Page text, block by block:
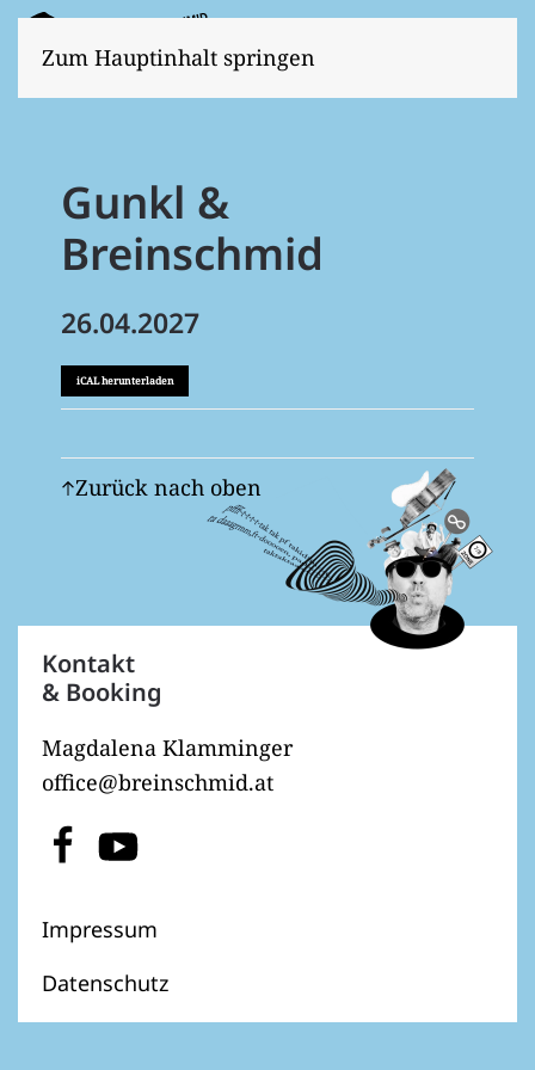
Zum Hauptinhalt springen
Gunkl &
Breinschmid
26.04.2027
iCAL herunterladen
Zurück nach oben
Kontakt
& Booking
Magdalena Klamminger
office@breinschmid.at
Impressum
Datenschutz